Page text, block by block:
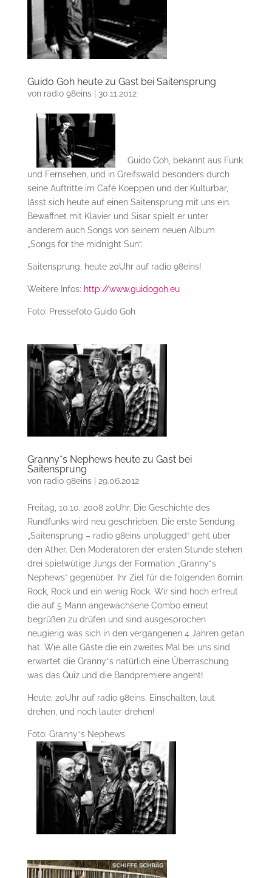
Guido Goh heute zu Gast bei Saitensprung
von radio 98eins| 30.11.2012
Guido Goh, bekannt aus Funk
und Fernsehen, und in Greifswald besonders durch
seine Auftritte im Café Koeppen und der Kulturbar,
lässt sich heute auf einen Saitensprung mit uns ein.
Bewaffnet mit Klavier und Sisar spielt er unter
anderem auch Songs von seinem neuen Album
„Songs for the midnight Sun“.
Saitensprung, heute 20Uhr auf radio 98eins!
Weitere Infos: http://www.guidogoh.eu
Foto: Pressefoto Guido Goh
Granny*s Nephews heute zu Gast bei
Saitensprung
von radio 98eins| 29.06.2012
Freitag, 10.10. 2008 20Uhr. Die Geschichte des
Rundfunks wird neu geschrieben. Die erste Sendung
„Saitensprung – radio 98eins unplugged“ geht über
den Äther. Den Moderatoren der ersten Stunde stehen
drei spielwütige Jungs der Formation „Granny*s
Nephews“ gegenüber. Ihr Ziel für die folgenden 60min:
Rock, Rock und ein wenig Rock. Wir sind hoch erfreut
die auf 5 Mann angewachsene Combo erneut
begrüßen zu drüfen und sind ausgesprochen
neugierig was sich in den vergangenen 4 Jahren getan
hat. Wie alle Gäste die ein zweites Mal bei uns sind
erwartet die Granny*s natürlich eine Überraschung
was das Quiz und die Bandpremiere angeht!
Heute, 20Uhr auf radio 98eins. Einschalten, laut
drehen, und noch lauter drehen!
Foto: Granny*s Nephews